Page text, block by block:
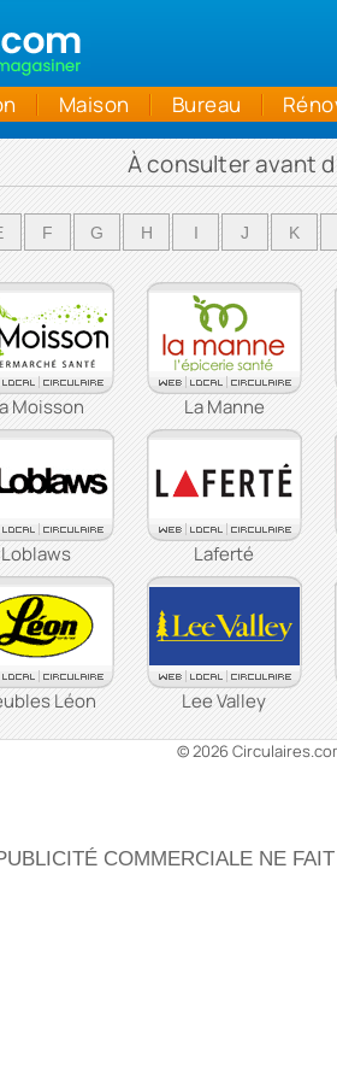
Maison Bureau
À consulter avant
F G H I J K
Moisson La Manne
Loblaws Laferté
Léon Lee Valley
© 2026
COMMERCIALE NE